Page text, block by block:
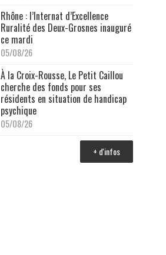
Rhône : l’Internat d’Excellence
Ruralité des Deux-Grosnes inauguré
ce mardi
05/08/26
À la Croix-Rousse, Le Petit Caillou
cherche des fonds pour ses
résidents en situation de handicap
psychique
05/08/26
+ d'infos